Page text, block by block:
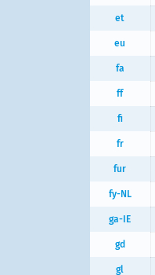
et
eu
fa
ff
fi
fr
fur
fy-NL
ga-IE
gd
gl